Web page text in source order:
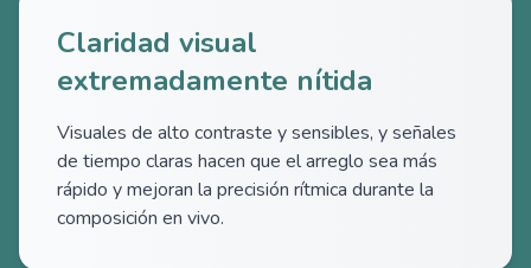
Claridad visual
extremadamente nítida
Visuales de alto contraste y sensibles, y señales
de tiempo claras hacen que el arreglo sea más
rápido y mejoran la precisión rítmica durante la
composición en vivo.